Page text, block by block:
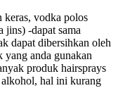
keras, vodka polos
jins) -dapat sama
dapat dibersihkan oleh
yang anda gunakan
produk hairsprays
hal ini kurang